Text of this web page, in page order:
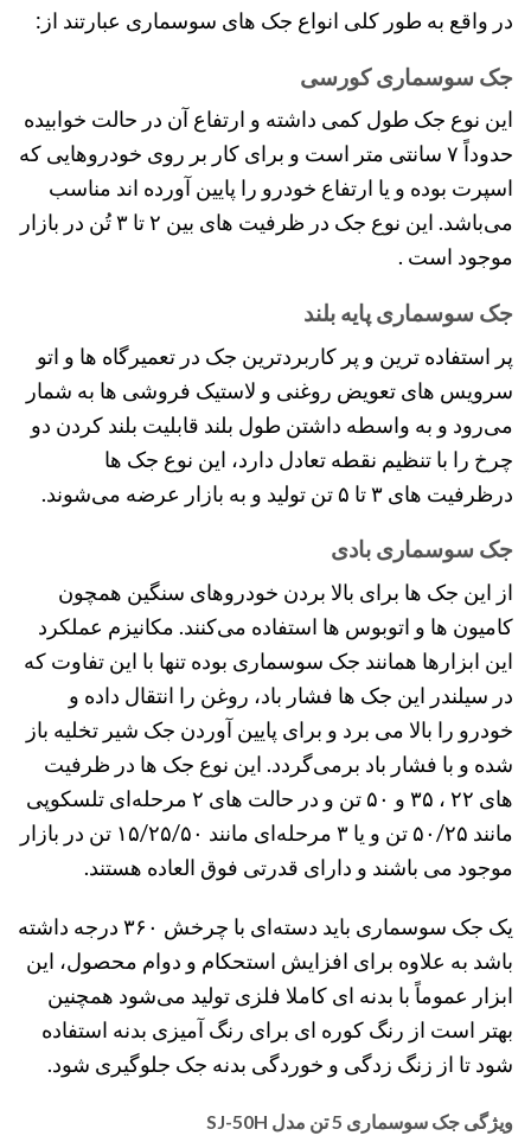
در واقع به طور کلی انواع جک های سوسماری عبارتند از:
جک سوسماری کورسی
این نوع جک طول کمی داشته و ارتفاع آن در حالت خوابیده
حدوداً ۷ سانتی متر است و برای کار بر روی خودروهایی که
اسپرت بوده و یا ارتفاع خودرو را پایین آورده اند مناسب
می‌باشد. این نوع جک در ظرفیت های بین ۲ تا ۳ تُن در بازار
موجود است .
جک سوسماری پایه بلند
پر استفاده ترین و پر کاربردترین جک در تعمیرگاه ها و اتو
سرویس های تعویض روغنی و لاستیک فروشی ها به شمار
می‌رود و به واسطه داشتن طول بلند قابلیت بلند کردن دو
چرخ را با تنظیم نقطه تعادل دارد، این نوع جک ها
درظرفیت های ۳ تا ۵ تن تولید و به بازار عرضه می‌شوند.
جک سوسماری بادی
از این جک ها برای بالا بردن خودروهای سنگین همچون
کامیون ها و اتوبوس ها استفاده می‌کنند. مکانیزم عملکرد
این ابزارها همانند جک سوسماری بوده تنها با این تفاوت که
در سیلندر این جک ها فشار باد، روغن را انتقال داده و
خودرو را بالا می برد و برای پایین آوردن جک شیر تخلیه باز
شده و با فشار باد برمی‌گردد. این نوع جک ها در ظرفیت
های ۲۲ ، ۳۵ و ۵۰ تن و در حالت های ۲ مرحله‌ای تلسکوپی
مانند ۵۰/۲۵ تن و یا ۳ مرحله‌ای مانند ۱۵/۲۵/۵۰ تن در بازار
موجود می باشند و دارای قدرتی فوق العاده هستند.
یک جک سوسماری باید دسته‌ای با چرخش ۳۶۰ درجه داشته
باشد به علاوه برای افزایش استحکام و دوام محصول، این
ابزار عموماً با بدنه ای کاملا فلزی تولید می‌شود همچنین
بهتر است از رنگ کوره ای برای رنگ آمیزی بدنه استفاده
شود تا از زنگ زدگی و خوردگی بدنه جک جلوگیری شود.
ویژگی جک سوسماری 5 تن مدل SJ-50H